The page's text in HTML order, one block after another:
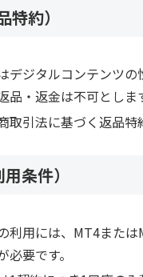
特約）
デジタルコンテンツの
品・返金は不可としま
取引法に基づく返品特
条件）
利用には、MT4また
要です。